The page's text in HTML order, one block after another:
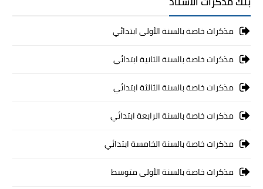
مذكرات خاصة بالسنة الأولى ابتدائي
مذكرات خاصة بالسنة الثانية ابتدائي
مذكرات خاصة بالسنة الثالثة ابتدائي
مذكرات خاصة بالسنة الرابعة ابتدائي
مذكرات خاصة بالسنة الخامسة ابتدائي
مذكرات خاصة بالسنة الأولى متوسط